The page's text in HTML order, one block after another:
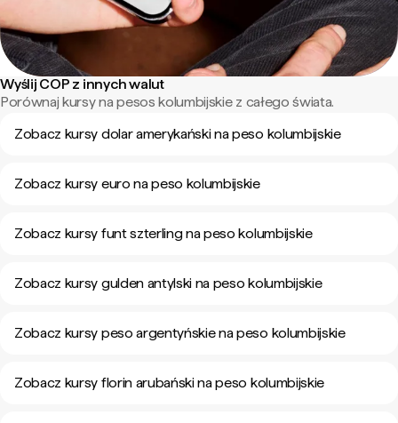
Wyślij COP z innych walut
Porównaj kursy na pesos kolumbijskie z całego świata.
Zobacz kursy dolar amerykański na peso kolumbijskie
Zobacz kursy euro na peso kolumbijskie
Zobacz kursy funt szterling na peso kolumbijskie
Zobacz kursy gulden antylski na peso kolumbijskie
Zobacz kursy peso argentyńskie na peso kolumbijskie
Zobacz kursy florin arubański na peso kolumbijskie